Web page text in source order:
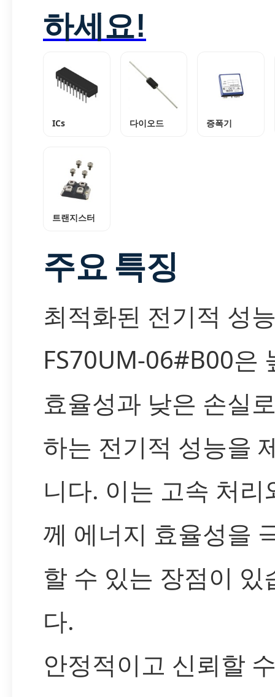
하세요!
ICs 다이오드 증폭기
트랜지스터
주요 특징
최적화된 전기적 성
FS70UM-06#B00은
효율성과 낮은 손실
하는 전기적 성능을
니다. 이는 고속 처리
께 에너지 효율성을
할 수 있는 장점이 있
다.
안정적이고 신뢰할